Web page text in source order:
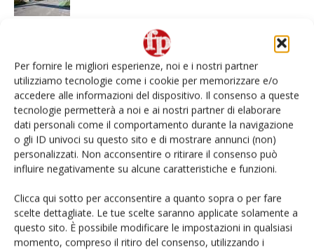
Per fornire le migliori esperienze, noi e i nostri partner
utilizziamo tecnologie come i cookie per memorizzare e/o
accedere alle informazioni del dispositivo. Il consenso a queste
tecnologie permetterà a noi e ai nostri partner di elaborare
dati personali come il comportamento durante la navigazione
o gli ID univoci su questo sito e di mostrare annunci (non)
personalizzati. Non acconsentire o ritirare il consenso può
influire negativamente su alcune caratteristiche e funzioni.
Clicca qui sotto per acconsentire a quanto sopra o per fare
scelte dettagliate. Le tue scelte saranno applicate solamente a
questo sito. È possibile modificare le impostazioni in qualsiasi
momento, compreso il ritiro del consenso, utilizzando i
L’ortofrutta di Extra Supermercati tra localismo e
Ai #Repartofresh
Non è una susina: è Metis… e può rivoluzionare la
categoria
Andamento prezzi ortofrutta in Italia al 27 luglio
2026
punto di vendita” #vocidellortofrutta